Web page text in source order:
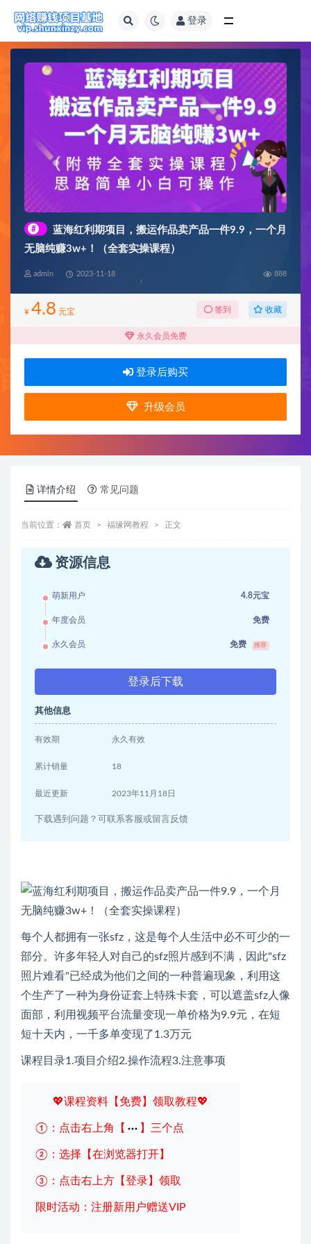
登录
#
蓝海红利期项目，搬运作品卖产品一件9.9，一个月
无脑纯赚3w+！（全套实操课程）
admin 2023-11-18 888
¥ 4.8 元宝 签到 收藏
永久会员免费
登录后购买
升级会员
详情介绍 常见问题
当前位置： 首页 福缘网教程 正文
资源信息
萌新用户 4.8元宝
年度会员 免费
永久会员 免费 推荐
登录后下载
其他信息
有效期 永久有效
累计销量 18
最近更新 2023年11月18日
下载遇到问题？可联系客服或留言反馈
每个人都拥有一张sfz，这是每个人生活中必不可少的一
部分。许多年轻人对自己的sfz照片感到不满，因此"sfz
照片难看"已经成为他们之间的一种普遍现象，利用这
个生产了一种为身份证套上特殊卡套，可以遮盖sfz人像
面部，利用视频平台流量变现一单价格为9.9元，在短
短十天内，一千多单变现了1.3万元
课程目录1.项目介绍2.操作流程3.注意事项
💖课程资料【免费】领取教程💖
①：点击右上角【 】三个点
②：选择【在浏览器打开】
③：点击右上方【登录】领取
限时活动：注册新用户赠送VIP